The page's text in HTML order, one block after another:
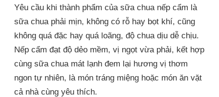
Yêu cầu khi thành phẩm của sữa chua nếp cẩm là
sữa chua phải mịn, không có rỗ hay bọt khí, cũng
không quá đặc hay quá loãng, độ chua dịu dễ chịu.
Nếp cẩm đạt độ dẻo mềm, vị ngọt vừa phải, kết hợp
cùng sữa chua mát lạnh đem lại hương vị thơm
ngon tự nhiên, là món tráng miệng hoặc món ăn vặt
cả nhà cùng yêu thích.